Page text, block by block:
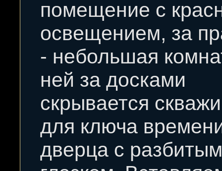
помещение с
освещением, за
- небольшая
ней за досками
скрывается
для ключа
дверца с разбитым